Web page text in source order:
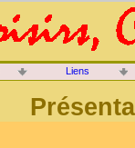
Liens